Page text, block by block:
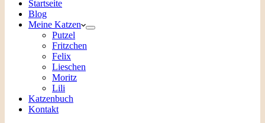
Startseite
Blog
Meine Katzen
Putzel
Fritzchen
Felix
Lieschen
Moritz
Lili
Katzenbuch
Kontakt